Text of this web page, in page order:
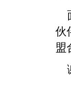
伙
盟